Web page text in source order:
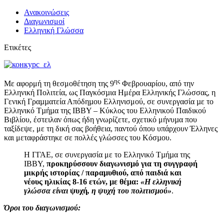
Ανακοινώσεις
Διαγωνισμοί
Ελληνική Γλώσσα
Ετικέτες
Με αφορμή τη θεσμοθέτηση της 9ης Φεβρουαρίου, από την
Ελληνική Πολιτεία, ως Παγκόσµια Ημέρα Ελληνικής Γλώσσας, η
Γενική Γραµµατεία Απόδηµου Ελληνισμού, σε συνεργασία µε το
Ελληνικό Τµήµα της IBBY – Κύκλος του Ελληνικού Παιδικού
Βιβλίου, έστειλαν όπως ήδη γνωρίζετε, σχετικό μήνυµα που
ταξίδεψε, με τη δική σας βοήθεια, παντού όπου υπάρχουν Έλληνες
και μεταφράστηκε σε πολλές γλώσσες του Κόσµου.
Η ΓΓΑΕ, σε συνεργασία με το Ελληνικό Τµήµα της
IBBY, προκηρύσσουν διαγωνισμό για τη συγγραφή
µικρής ιστορίας / παραμυθιού, από παιδιά και
νέους ηλικίας 8-16 ετών, µε θέμα: «Η ελληνική
γλώσσα είναι ψυχή, η ψυχή του πολιτισµού».
Όροι του διαγωνισµού: